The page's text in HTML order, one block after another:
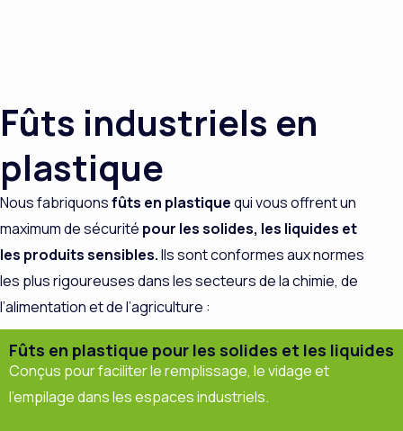
Fûts industriels en
plastique
Nous fabriquonsfûts en plastiquequi vous offrent un
maximum desécurité pour les solides, les liquides et
les produits sensibles.Ils sont conformes aux normes
les plus rigoureuses dans les secteurs de la chimie, de
l’alimentation et de l’agriculture :
Fûts en plastique pour les solides et les liquides
Conçus pour faciliter le remplissage, le vidage et
l’empilage dans les espaces industriels.